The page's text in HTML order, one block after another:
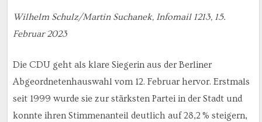
Wilhelm Schulz/Martin Suchanek, Infomail 1213, 15.
Februar 2023
Die CDU geht als klare Siegerin aus der Berliner
Abgeordnetenhauswahl vom 12. Februar hervor. Erstmals
seit 1999 wurde sie zur stärksten Partei in der Stadt und
konnte ihren Stimmenanteil deutlich auf 28,2 % steigern,